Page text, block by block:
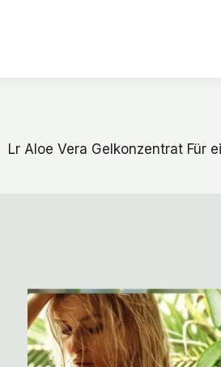
Lr Aloe Vera Gelkonzentrat Für